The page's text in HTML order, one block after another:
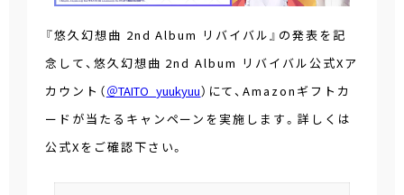
『悠久幻想曲 2nd Album リバイバル』の発表を記
念して、悠久幻想曲 2nd Album リバイバル公式Xア
カウント（＠TAITO_yuukyuu）にて、Amazonギフトカ
ードが当たるキャンペーンを実施します。詳しくは
公式Xをご確認下さい。